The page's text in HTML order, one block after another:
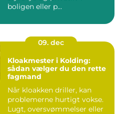
boligen eller p...
09. dec
Kloakmester i Kolding:
sådan vælger du den rette
fagmand
Når kloakken driller, kan
problemerne hurtigt vokse.
Lugt, oversvømmelser eller